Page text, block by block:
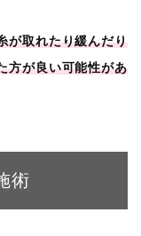
が取れたり緩んだり
方が良い可能性があ
術